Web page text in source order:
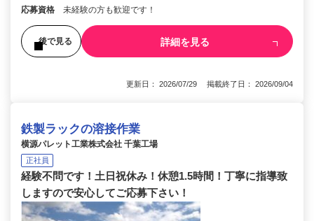
応募資格 未経験の方も歓迎です！
後で見る 詳細を見る
更新日： 2026/07/29 掲載終了日： 2026/09/04
鉄製ラックの溶接作業
横源パレット工業株式会社 千葉工場
正社員
経験不問です！土日祝休み！休憩1.5時間！丁寧に指導致
しますので安心してご応募下さい！